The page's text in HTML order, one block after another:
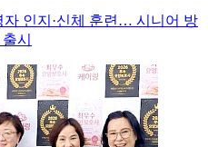
자 인지·신체 훈련… 시니어 방
시